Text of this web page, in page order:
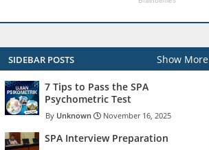
SIDEBAR POSTS Show More
7 Tips to Pass the SPA
Psychometric Test
Unknown November 16, 2025
SPA Interview Preparation